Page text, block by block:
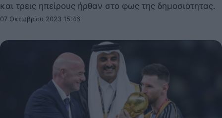
και τρεις ηπείρους ήρθαν στο φως της δημοσιότητας.
07 Οκτωβρίου 2023 15:46